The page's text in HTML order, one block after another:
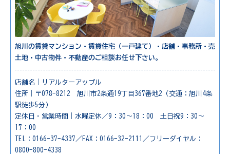
旭川の賃貸マンション・賃貸住宅（一戸建て）・店舗・事務所・売
土地・中古物件・不動産のご相談お任せ下さい。
店舗名｜リアルターアップル
住所｜〒078-8212 旭川市2条通19丁目367番地2（交通：旭川4条
駅徒歩5分）
定休日・営業時間｜水曜定休／9：30～18：00 土日祝9：30～
17：00
TEL：0166-37-4337／FAX：0166-32-2111／フリーダイヤル：
0800-800-4338